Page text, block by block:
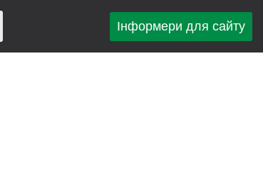
Інформери для сайту